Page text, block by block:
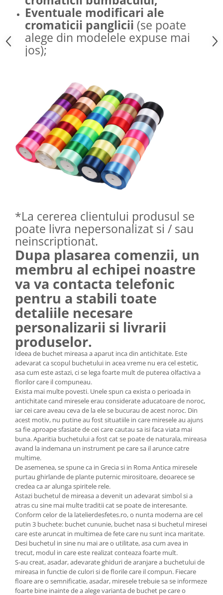
Eventuale modificari ale
cromaticii panglicii (se poate
alege din modelele expuse mai
jos);
*La cererea clientului produsul se
poate livra nepersonalizat si / sau
neinscriptionat.
Dupa plasarea comenzii, un
membru al echipei noastre
va va contacta telefonic
pentru a stabili toate
detaliile necesare
personalizarii si livrarii
produselor.
Ideea de buchet mireasa a aparut inca din antichitate. Este
adevarat ca scopul buchetului in acea vreme nu era cel estetic,
asa cum este astazi, ci se lega foarte mult de puterea olfactiva a
florilor care il compuneau.
Exista mai multe povesti. Unele spun ca exista o perioada in
antichitate cand miresele erau considerate aducatoare de noroc,
iar cei care aveau ceva de la ele se bucurau de acest noroc. Din
acest motiv, nu putine au fost situatiile in care miresele au ajuns
sa fie aproape sfasiate de cei care cautau sa isi faca viata mai
buna. Aparitia buchetului a fost cat se poate de naturala, mireasa
avand la indemana un instrument pe care sa il arunce catre
multime.
De asemenea, se spune ca in Grecia si in Roma Antica miresele
purtau ghirlande de plante puternic mirositoare, deoarece se
credea ca ar alunga spiritele rele.
Astazi buchetul de mireasa a devenit un adevarat simbol si a
atras cu sine mai multe traditii cat se poate de interesante.
Conform celor de la latelierdesfetes.ro, o nunta moderna are cel
putin 3 buchete: buchet cununie, buchet nasa si buchetul miresei
care este aruncat in multimea de fete care nu sunt inca maritate.
Desi buchetul in sine nu mai are o utilitate, asa cum avea in
trecut, modul in care este realizat conteaza foarte mult.
S-au creat, asadar, adevarate ghiduri de aranjare a buchetului de
mireasa in functie de culori si de florile care il compun. Fiecare
floare are o semnificatie, asadar, miresele trebuie sa se informeze
foarte bine inainte de a alege varianta de buchet pe care o